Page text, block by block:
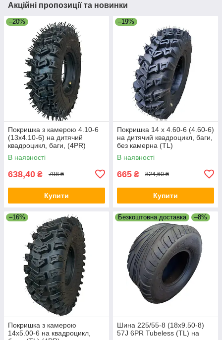
Акційні пропозиції та новинки
–20%
Покришка з камерою 4.10-6
(13х4.10-6) на дитячий
квадроцикл, баги, (4PR)
В наявності
638,40 ₴ 798 ₴
Купити
–19%
Покришка 14 х 4.60-6 (4.60-6)
на дитячий квадроцикл, баги,
без камерна (TL)
В наявності
665 ₴ 824,60 ₴
Купити
–16%
Покришка з камерою
14х5.00-6 на квадроцикл,
Безкоштовна доставка –8%
Шина 225/55-8 (18x9.50-8)
57J 6PR Tubeless (TL) на